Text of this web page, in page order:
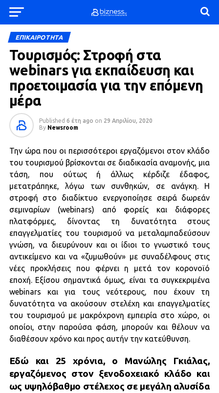
ΕΠΙΚΑΙΡΟΤΗΤΑ
Τουρισμός: Στροφή στα
webinars για εκπαίδευση και
προετοιμασία για την επόμενη
μέρα
Published 6 έτη ago on 29 Απριλίου, 2020
By Newsroom
Την ώρα που οι περισσότεροι εργαζόμενοι στον κλάδο
του τουρισμού βρίσκονται σε διαδικασία αναμονής, μια
τάση, που ούτως ή άλλως κέρδιζε έδαφος,
μετατράπηκε, λόγω των συνθηκών, σε ανάγκη. Η
στροφή στο διαδίκτυο ενεργοποίησε σειρά δωρεάν
σεμιναρίων (webinars) από φορείς και διάφορες
πλατφόρμες, δίνοντας τη δυνατότητα στους
επαγγελματίες του τουρισμού να μεταλαμπαδεύσουν
γνώση, να διευρύνουν και οι ίδιοι το γνωστικό τους
αντικείμενο και να «ζυμωθούν» με συναδέλφους στις
νέες προκλήσεις που φέρνει η μετά τον κορονοϊό
εποχή. Εξίσου σημαντικά όμως, είναι τα συγκεκριμένα
webinars και για τους νεότερους, που έχουν τη
δυνατότητα να ακούσουν στελέχη και επαγγελματίες
του τουρισμού με μακρόχρονη εμπειρία στο χώρο, οι
οποίοι, στην παρούσα φάση, μπορούν και θέλουν να
διαθέσουν χρόνο και προς αυτήν την κατεύθυνση.
Εδώ και 25 χρόνια, ο Μανώλης Γκιάλας,
εργαζόμενος στον ξενοδοχειακό κλάδο και
ως υψηλόβαθμο στέλεχος σε μεγάλη αλυσίδα